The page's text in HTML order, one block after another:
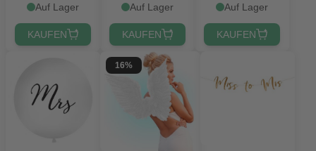
Auf Lager
KAUFEN
Auf Lager
KAUFEN
Auf Lager
KAUFEN
16%